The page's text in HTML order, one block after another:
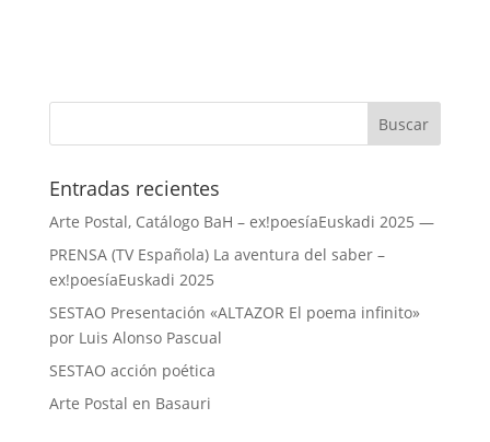
Entradas recientes
Arte Postal, Catálogo BaH – ex!poesíaEuskadi 2025 —
PRENSA (TV Española) La aventura del saber –
ex!poesíaEuskadi 2025
SESTAO Presentación «ALTAZOR El poema infinito»
por Luis Alonso Pascual
SESTAO acción poética
Arte Postal en Basauri